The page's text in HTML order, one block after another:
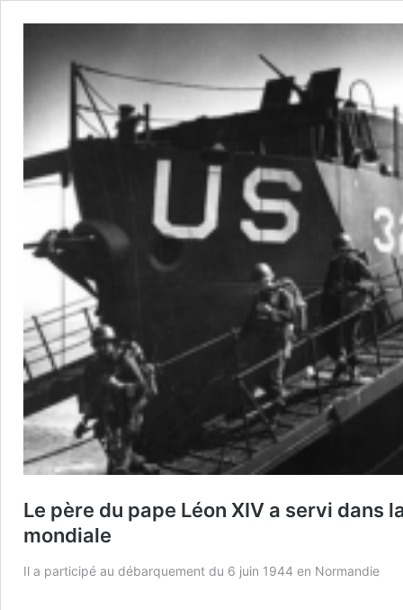
Le père du pape Léon XIV a servi dans
mondiale
Il a participé au débarquement du 6 juin 1944 en Normandie